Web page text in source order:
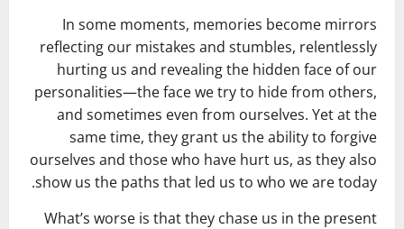
In some moments, memories become mirrors
reflecting our mistakes and stumbles, relentlessly
hurting us and revealing the hidden face of our
personalities—the face we try to hide from others,
and sometimes even from ourselves. Yet at the
same time, they grant us the ability to forgive
ourselves and those who have hurt us, as they also
show us the paths that led us to who we are today.
What’s worse is that they chase us in the present